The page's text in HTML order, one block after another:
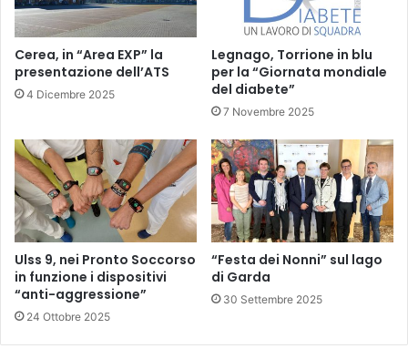
Cerea, in “Area EXP” la
presentazione dell’ATS
4 Dicembre 2025
Legnago, Torrione in blu
per la “Giornata mondiale
del diabete”
7 Novembre 2025
Ulss 9, nei Pronto Soccorso
in funzione i dispositivi
“anti-aggressione”
24 Ottobre 2025
“Festa dei Nonni” sul lago
di Garda
30 Settembre 2025